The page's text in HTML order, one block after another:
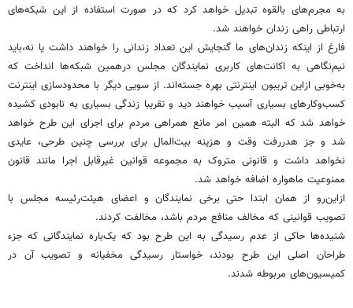
به مجرم‌های بالقوه تبدیل خواهد کرد که در صورت استفاده از این شبکه‌های
ارتباطی راهی زندان‌ خواهند شد.
فارغ از اینکه زندان‌های ما گنجایش این تعداد زندانی را خواهند داشت یا نه،باید
نیم‌نگاهی به اکانت‌های کاربری نمایندگان مجلس درهمین شبکه‌ها انداخت که
به‌خوبی ازاین تریبون اینترنتی بهره‌ جسته‌اند. از سویی دیگر با محدودسازی اینترنت
کسب‌وکارهای بسیاری آسیب ‌خواهند دید و تقریبا زندگی بسیاری به نابودی کشیده
خواهد شد که البته همین امر مانع همراهی مردم برای اجرای این طرح خواهد
شد و جز هدررفت وقت و هزینه بیت‌المال برای بررسی چنین طرحی، عایدی
نخواهد داشت و قانونی متروک به مجموعه قوانین غیرقابل اجرا مانند قانون
ممنوعیت ماهواره اضافه خواهد شد.
ازاین‌رو از همان ابتدا حتی برخی نمایندگان و اعضای هیئت‌رئیسه مجلس با
تصویب قوانینی که مخالف منافع مردم باشد، مخالفت کردند.
شنیده‌ها حاکی از عدم رسیدگی به این طرح بود که‌ یک‌باره نمایندگانی که جزء
طراحان اصلی این طرح بودند، خواستار رسیدگی مخفیانه و تصویب آن در
کمیسیون‌های مربوطه شدند.